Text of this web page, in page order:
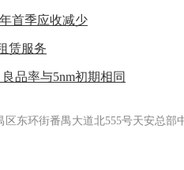
首季应收减少
赁服务
良品率与5nm初期相同
区东环街番禺大道北555号天安总部